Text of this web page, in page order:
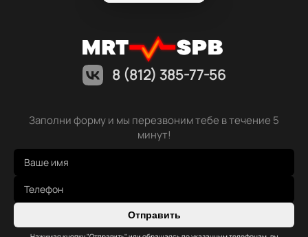
8 (812) 385-77-56
Заполни форму и мы перезвоним тебе в течение 5
минут!
Отправить